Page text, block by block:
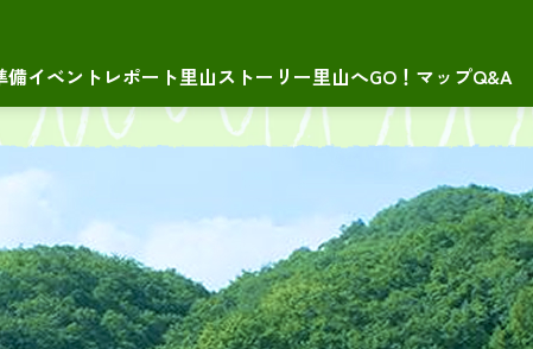
備イベントレポート里山ストーリー里山へGO！マップQ&A